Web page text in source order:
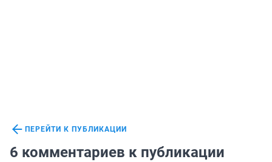
ПЕРЕЙТИ К ПУБЛИКАЦИИ
6 комментариев к публикации